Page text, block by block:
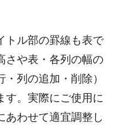
トル部の罫線も表で
さや表・各列の幅の
列の追加・削除）
す。実際にご使用に
あわせて適宜調整し